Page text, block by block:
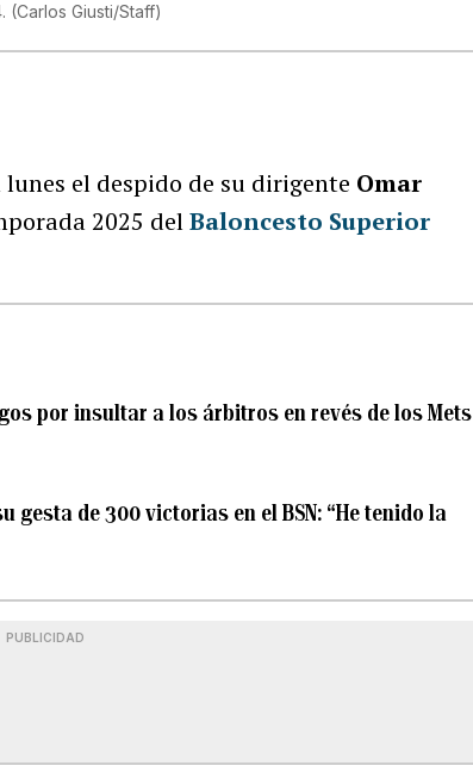
(Carlos Giusti/Staff)
el despido de su dirigente Omar
2025 delBaloncesto Superior
por insultar a los árbitros en revés de los Mets
gesta de 300 victorias en el BSN: “He tenido la
PUBLICIDAD